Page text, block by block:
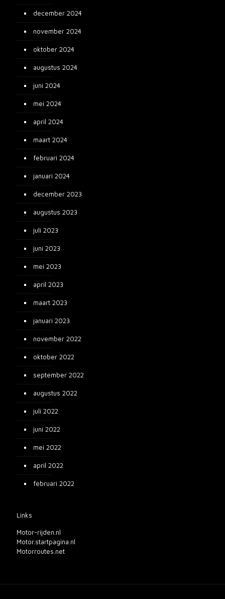
december 2024
november 2024
oktober 2024
augustus 2024
juni 2024
mei 2024
april 2024
maart 2024
februari 2024
januari 2024
december 2023
augustus 2023
juli 2023
juni 2023
mei 2023
april 2023
maart 2023
januari 2023
november 2022
oktober 2022
september 2022
augustus 2022
juli 2022
juni 2022
mei 2022
april 2022
februari 2022
Links
Motor-rijden.nl
Motor.startpagina.nl
Motorroutes.net